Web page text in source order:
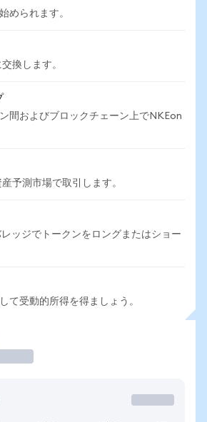
められます。
換します。
間およびブロックチェーン上でNKEon
予測市場で取引します。
ッジでトークンをロングまたはショー
て受動的所得を得ましょう。